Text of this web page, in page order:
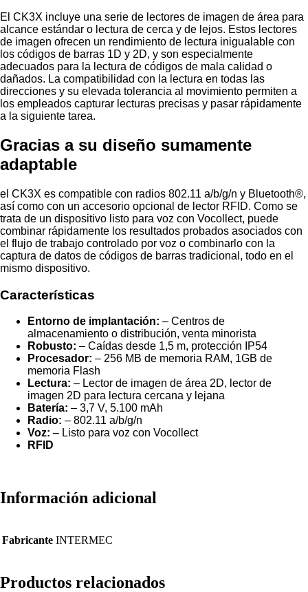
El CK3X incluye una serie de lectores de imagen de área para
alcance estándar o lectura de cerca y de lejos. Estos lectores
de imagen ofrecen un rendimiento de lectura inigualable con
los códigos de barras 1D y 2D, y son especialmente
adecuados para la lectura de códigos de mala calidad o
dañados. La compatibilidad con la lectura en todas las
direcciones y su elevada tolerancia al movimiento permiten a
los empleados capturar lecturas precisas y pasar rápidamente
a la siguiente tarea.
Gracias a su diseño sumamente
adaptable
el CK3X es compatible con radios 802.11 a/b/g/n y Bluetooth®,
así como con un accesorio opcional de lector RFID. Como se
trata de un dispositivo listo para voz con Vocollect, puede
combinar rápidamente los resultados probados asociados con
el flujo de trabajo controlado por voz o combinarlo con la
captura de datos de códigos de barras tradicional, todo en el
mismo dispositivo.
Características
Entorno de implantación: – Centros de
almacenamiento o distribución, venta minorista
Robusto: – Caídas desde 1,5 m, protección IP54
Procesador: – 256 MB de memoria RAM, 1GB de
memoria Flash
Lectura: – Lector de imagen de área 2D, lector de
imagen 2D para lectura cercana y lejana
Batería: – 3,7 V, 5.100 mAh
Radio: – 802.11 a/b/g/n
Voz: – Listo para voz con Vocollect
RFID
Información adicional
Fabricante INTERMEC
Productos relacionados